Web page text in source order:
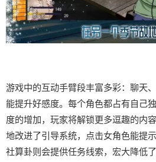
游戏中的​​互动手臂段丰富多彩​​：聊天
能提升好感度。每个角色都占有自己
度的增加，玩家将解锁更多逗趣的内
地改进了引导系统，点击女角色能提
社算卦则会提供任务线索，宏大降低了